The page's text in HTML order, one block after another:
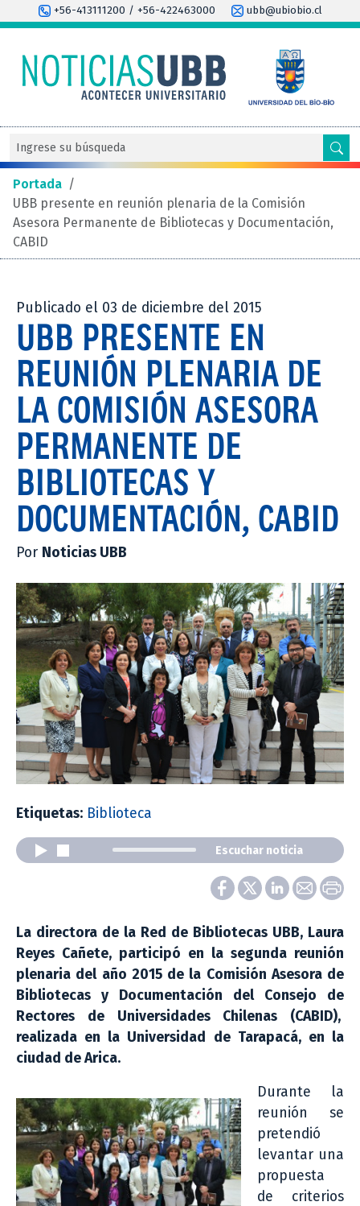
+56-413111200 / +56-422463000 ubb@ubiobio.cl
Portada /
UBB presente en reunión plenaria de la Comisión
Asesora Permanente de Bibliotecas y Documentación,
CABID
Publicado el 03 de diciembre del 2015
UBB PRESENTE EN
REUNIÓN PLENARIA DE
LA COMISIÓN ASESORA
PERMANENTE DE
BIBLIOTECAS Y
DOCUMENTACIÓN, CABID
Por Noticias UBB
Etiquetas: Biblioteca
Escuchar noticia
La directora de la Red de Bibliotecas UBB, Laura
Reyes Cañete, participó en la segunda reunión
plenaria del año 2015 de la Comisión Asesora de
Bibliotecas y Documentación del Consejo de
Rectores de Universidades Chilenas (CABID),
realizada en la Universidad de Tarapacá, en la
ciudad de Arica.
Durante la
reunión se
pretendió
levantar una
propuesta
de criterios